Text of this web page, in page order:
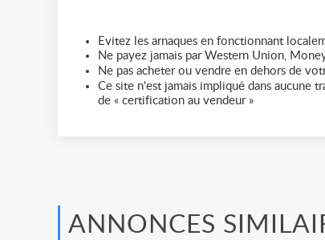
Evitez les arnaques en fonctionnant
Ne payez jamais par Western Union,
Ne pas acheter ou vendre en dehors de
Ce site n'est jamais impliqué dans aucune
de « certification au vendeur »
ANNONCES